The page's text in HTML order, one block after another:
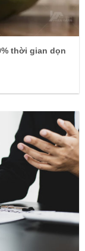
thời gian dọn